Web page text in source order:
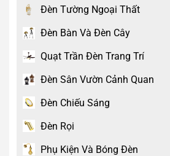
Đèn Tường Ngoại Thất
Đèn Bàn Và Đèn Cây
Quạt Trần Đèn Trang Trí
Đèn Sân Vườn Cảnh Quan
Đèn Chiếu Sáng
Đèn Rọi
Phụ Kiện Và Bóng Đèn